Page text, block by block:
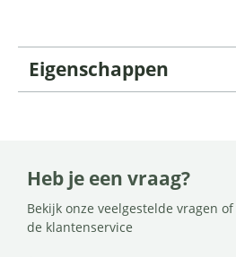
Eigenschappen
Heb je een vraag?
Bekijk onze veelgestelde vragen
de klantenservice